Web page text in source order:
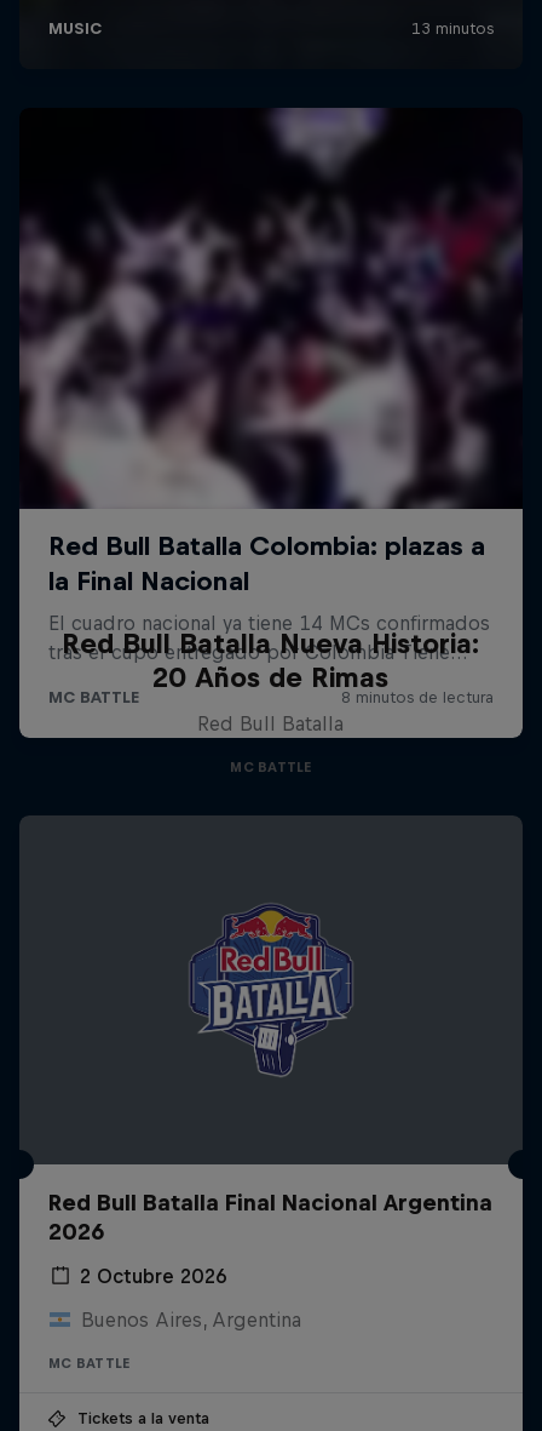
Red Bull Batalla Nueva Historia:
20 Años de Rimas
Red Bull Batalla
MC BATTLE
Red Bull Batalla Final Nacional Argentina
2026
2 Octubre 2026
Buenos Aires, Argentina
MC BATTLE
Tickets a la venta